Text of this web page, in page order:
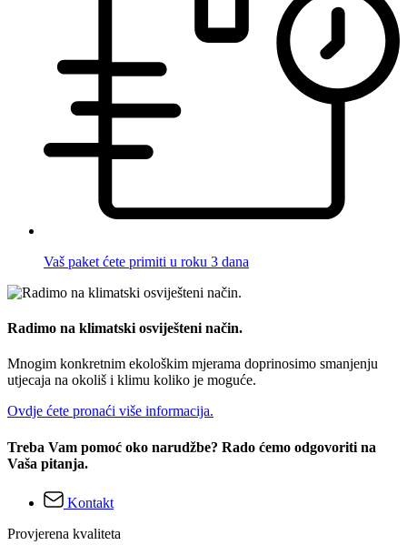
Vaš paket ćete primiti u roku 3 dana
Radimo na klimatski osviješteni način.
Mnogim konkretnim ekološkim mjerama doprinosimo smanjenju
utjecaja na okoliš i klimu koliko je moguće.
Ovdje ćete pronaći više informacija.
Treba Vam pomoć oko narudžbe? Rado ćemo odgovoriti na
Vaša pitanja.
Kontakt
Provjerena kvaliteta